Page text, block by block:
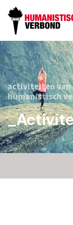
activiteiten van
humanistisch